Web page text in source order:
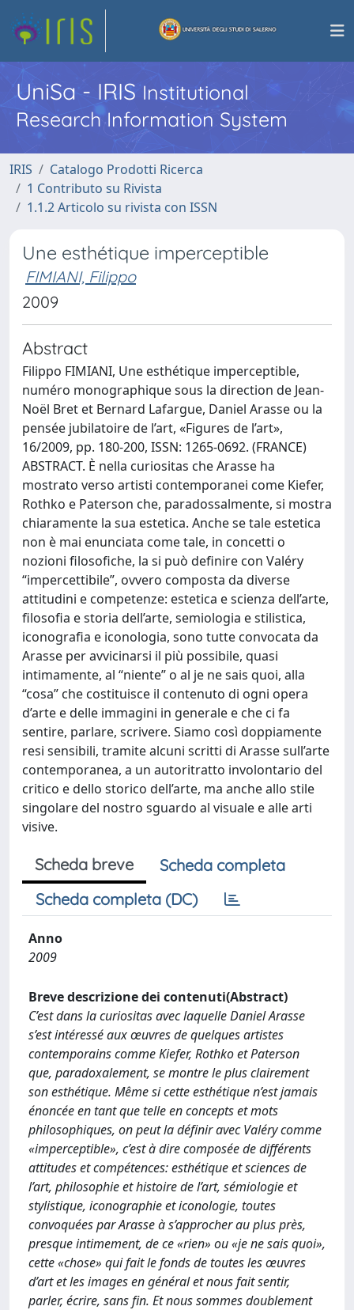
UniSa - IRISInstitutional
Research Information System
IRIS
Catalogo Prodotti Ricerca
1 Contributo su Rivista
1.1.2 Articolo su rivista con ISSN
Une esthétique imperceptible
FIMIANI, Filippo
2009
Abstract
Filippo FIMIANI, Une esthétique imperceptible,
numéro monographique sous la direction de Jean-
Noël Bret et Bernard Lafargue, Daniel Arasse ou la
pensée jubilatoire de l’art, «Figures de l’art»,
16/2009, pp. 180-200, ISSN: 1265-0692. (FRANCE)
ABSTRACT. È nella curiositas che Arasse ha
mostrato verso artisti contemporanei come Kiefer,
Rothko e Paterson che, paradossalmente, si mostra
chiaramente la sua estetica. Anche se tale estetica
non è mai enunciata come tale, in concetti o
nozioni filosofiche, la si può definire con Valéry
“impercettibile”, ovvero composta da diverse
attitudini e competenze: estetica e scienza dell’arte,
filosofia e storia dell’arte, semiologia e stilistica,
iconografia e iconologia, sono tutte convocata da
Arasse per avvicinarsi il più possibile, quasi
intimamente, al “niente” o al je ne sais quoi, alla
“cosa” che costituisce il contenuto di ogni opera
d’arte e delle immagini in generale e che ci fa
sentire, parlare, scrivere. Siamo così doppiamente
resi sensibili, tramite alcuni scritti di Arasse sull’arte
contemporanea, a un autoritratto involontario del
critico e dello storico dell’arte, ma anche allo stile
singolare del nostro sguardo al visuale e alle arti
visive.
Scheda breve
Scheda completa
Scheda completa (DC)
Anno
2009
Breve descrizione dei contenuti(Abstract)
C’est dans la curiositas avec laquelle Daniel Arasse
s’est intéressé aux œuvres de quelques artistes
contemporains comme Kiefer, Rothko et Paterson
que, paradoxalement, se montre le plus clairement
son esthétique. Même si cette esthétique n’est jamais
énoncée en tant que telle en concepts et mots
philosophiques, on peut la définir avec Valéry comme
«imperceptible», c’est à dire composée de différents
attitudes et compétences: esthétique et sciences de
l’art, philosophie et histoire de l’art, sémiologie et
stylistique, iconographie et iconologie, toutes
convoquées par Arasse à s’approcher au plus près,
presque intimement, de ce «rien» ou «je ne sais quoi»,
cette «chose» qui fait le fonds de toutes les œuvres
d’art et les images en général et nous fait sentir,
parler, écrire, sans fin. Et nous sommes doublement